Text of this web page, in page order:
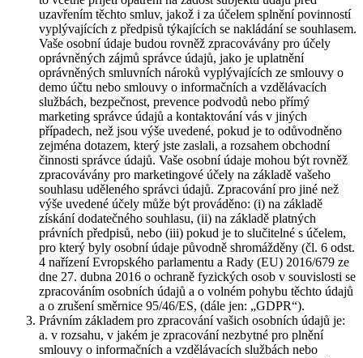
uzavřením těchto smluv, jakož i za účelem splnění povinností
vyplývajících z předpisů týkajících se nakládání se souhlasem.
Vaše osobní údaje budou rovněž zpracovávány pro účely
oprávněných zájmů správce údajů, jako je uplatnění
oprávněných smluvních nároků vyplývajících ze smlouvy o
demo účtu nebo smlouvy o informačních a vzdělávacích
službách, bezpečnost, prevence podvodů nebo přímý
marketing správce údajů a kontaktování vás v jiných
případech, než jsou výše uvedené, pokud je to odůvodněno
zejména dotazem, který jste zaslali, a rozsahem obchodní
činnosti správce údajů. Vaše osobní údaje mohou být rovněž
zpracovávány pro marketingové účely na základě vašeho
souhlasu uděleného správci údajů. Zpracování pro jiné než
výše uvedené účely může být prováděno: (i) na základě
získání dodatečného souhlasu, (ii) na základě platných
právních předpisů, nebo (iii) pokud je to slučitelné s účelem,
pro který byly osobní údaje původně shromážděny (čl. 6 odst.
4 nařízení Evropského parlamentu a Rady (EU) 2016/679 ze
dne 27. dubna 2016 o ochraně fyzických osob v souvislosti se
zpracováním osobních údajů a o volném pohybu těchto údajů
a o zrušení směrnice 95/46/ES, (dále jen: „GDPR“).
Právním základem pro zpracování vašich osobních údajů je:
a. v rozsahu, v jakém je zpracování nezbytné pro plnění
smlouvy o informačních a vzdělávacích službách nebo